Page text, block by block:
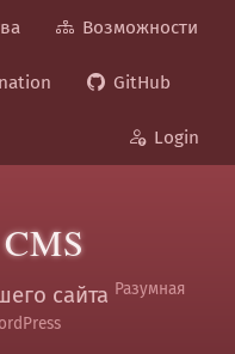
Возможности
GitHub
Login
сайта Разумная